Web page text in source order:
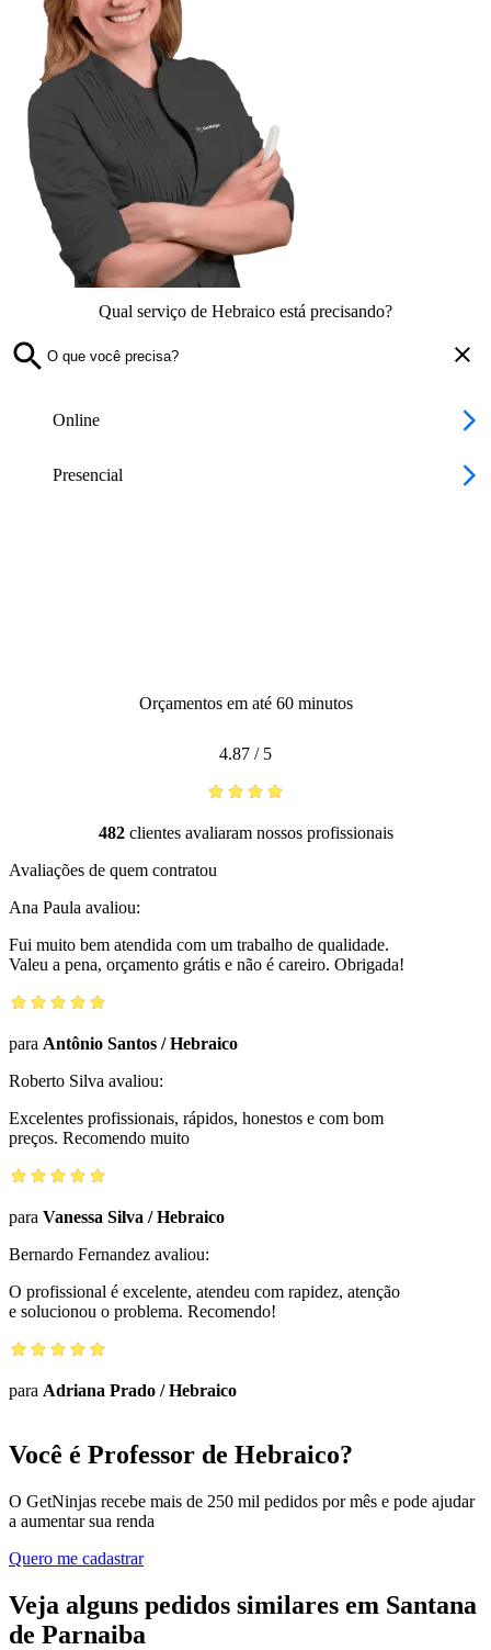
Qual serviço de Hebraico está precisando?
Online
Presencial
Orçamentos em até 60 minutos
4.87 / 5
482clientes avaliaram nossos profissionais
Avaliações de quem contratou
Ana Paula avaliou:
Fui muito bem atendida com um trabalho de qualidade.
Valeu a pena, orçamento grátis e não é careiro. Obrigada!
para Antônio Santos /Hebraico
Roberto Silva avaliou:
Excelentes profissionais, rápidos, honestos e com bom
preços. Recomendo muito
para Vanessa Silva /Hebraico
Bernardo Fernandez avaliou:
O profissional é excelente, atendeu com rapidez, atenção
e solucionou o problema. Recomendo!
para Adriana Prado /Hebraico
Você é Professor de Hebraico?
O GetNinjas recebe mais de 250 mil pedidos por mês e pode ajudar
a aumentar sua renda
Quero me cadastrar
Veja alguns pedidos similares em Santana
de Parnaiba